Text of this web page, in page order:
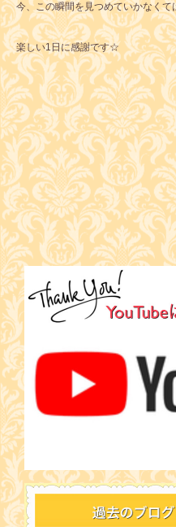
今、この瞬間を見つめていかなくて
楽しい1日に感謝です☆